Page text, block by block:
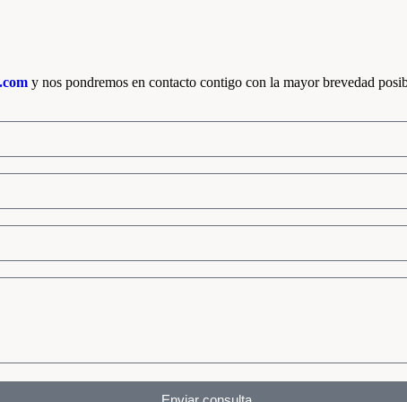
y nos pondremos en contacto contigo con la mayor brevedad